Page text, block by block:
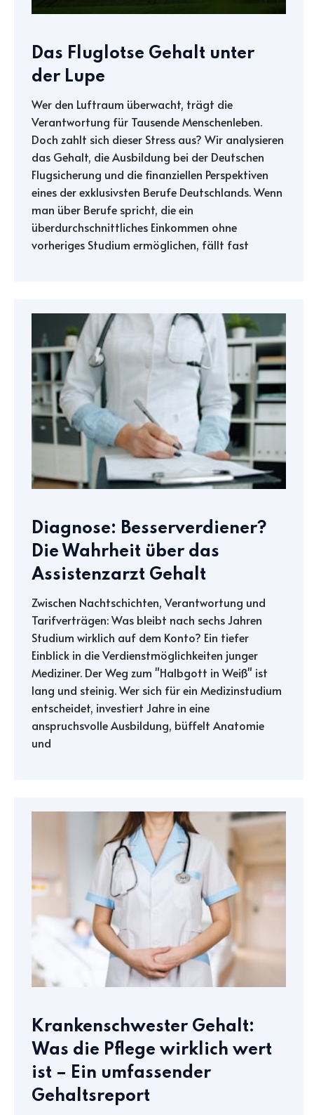
Das Fluglotse Gehalt unter
der Lupe
Wer den Luftraum überwacht, trägt die
Verantwortung für Tausende Menschenleben.
Doch zahlt sich dieser Stress aus? Wir analysieren
das Gehalt, die Ausbildung bei der Deutschen
Flugsicherung und die finanziellen Perspektiven
eines der exklusivsten Berufe Deutschlands. Wenn
man über Berufe spricht, die ein
überdurchschnittliches Einkommen ohne
vorheriges Studium ermöglichen, fällt fast
Diagnose: Besserverdiener?
Die Wahrheit über das
Assistenzarzt Gehalt
Zwischen Nachtschichten, Verantwortung und
Tarifverträgen: Was bleibt nach sechs Jahren
Studium wirklich auf dem Konto? Ein tiefer
Einblick in die Verdienstmöglichkeiten junger
Mediziner. Der Weg zum "Halbgott in Weiß" ist
lang und steinig. Wer sich für ein Medizinstudium
entscheidet, investiert Jahre in eine
anspruchsvolle Ausbildung, büffelt Anatomie
und
Krankenschwester Gehalt:
Was die Pflege wirklich wert
ist – Ein umfassender
Gehaltsreport